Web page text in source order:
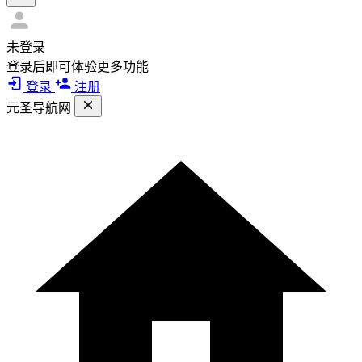
未登录
登录后即可体验更多功能
登录
注册
元圣导航网